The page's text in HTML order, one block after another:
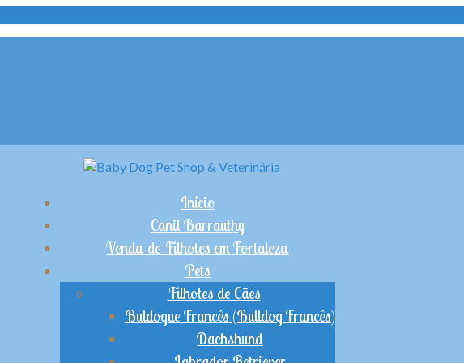
Início
Canil Barrauthy
Venda de Filhotes em Fortaleza
Pets
Filhotes de Cães
Buldogue Francês (Bulldog Francês)
Dachshund